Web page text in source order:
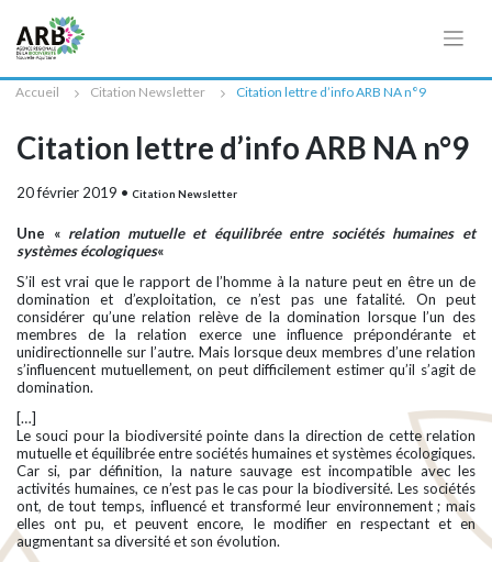
Accueil Citation Newsletter Citation lettre d’info ARB NA n°9
Citation lettre d’info ARB NA n°9
20 février 2019 • Citation Newsletter
Une « relation mutuelle et équilibrée entre sociétés humaines et
systèmes écologiques«
S’il est vrai que le rapport de l’homme à la nature peut en être un de
domination et d’exploitation, ce n’est pas une fatalité. On peut
considérer qu’une relation relève de la domination lorsque l’un des
membres de la relation exerce une influence prépondérante et
unidirectionnelle sur l’autre. Mais lorsque deux membres d’une relation
s’influencent mutuellement, on peut difficilement estimer qu’il s’agit de
domination.
[…]
Le souci pour la biodiversité pointe dans la direction de cette relation
mutuelle et équilibrée entre sociétés humaines et systèmes écologiques.
Car si, par définition, la nature sauvage est incompatible avec les
activités humaines, ce n’est pas le cas pour la biodiversité. Les sociétés
ont, de tout temps, influencé et transformé leur environnement ; mais
elles ont pu, et peuvent encore, le modifier en respectant et en
augmentant sa diversité et son évolution.